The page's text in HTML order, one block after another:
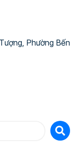
Phường Bến